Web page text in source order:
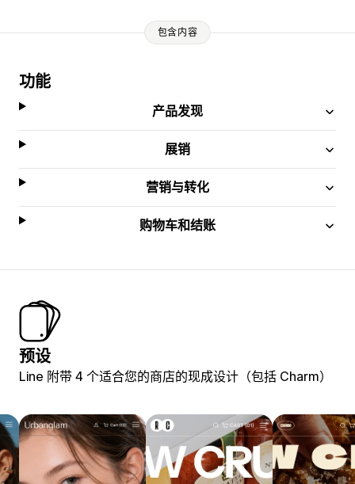
包含内容
功能
产品发现
展销
营销与转化
购物车和结账
预设
Line 附带 4 个适合您的商店的现成设计（包括 Charm）